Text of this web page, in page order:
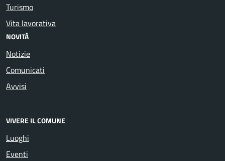
Turismo
Vita lavorativa
NOVITÀ
Notizie
Comunicati
Avvisi
VIVERE IL COMUNE
Luoghi
Eventi